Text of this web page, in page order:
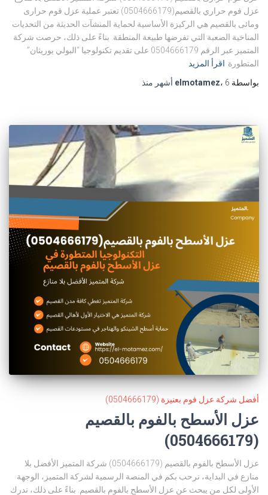
عزل فوم حراري بالقصيم(0504666179) تعتبر عملية عزل فوم حرارى
ومائى بالقصيم هي الركيزة الأساسية لحماية المنشآت الحديثة من التحديات
المناخية الصعبة التي تفرضها طبيعة المنطقة. بناءً على ذلك، حرصت شركة
المتميز عبر الرقم 0504666179 على تقديم تكنولوجيا “البولي يوريثان”
المتطورة اقرأ المزيد
بواسطة
elmotamez، 6 أشهر منذ
أفضل شركة عزل فوم بعنيزة (0504666179)
عزل الأسطح بالفوم بالقصيم
(0504666179)
عزل الأسطح بالفوم بالقصيم (0504666179) شركة المتميز الأفضل بلا
منازع في البداية، نرحب بكم في المنصة الرسمية لشركة المتميز، الوجهة
الأولى لكل من يبحث عن عزل الأسطح بالفوم بالقصيم. بناءً على ذلك، ندرك